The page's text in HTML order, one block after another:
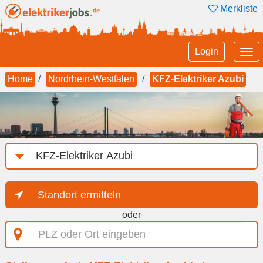
Merkliste
Login
Home Nordrhein-Westfalen KFZ-Elektriker Azubi
Job-
Kategorie
Standort ermitteln
oder
PLZ
oder